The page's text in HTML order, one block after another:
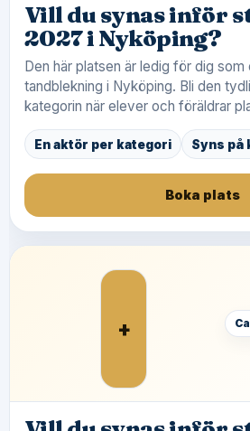
Vill du synas inför
2027 i Nyköping?
Den här platsen är ledig för dig som
tandblekning i Nyköping. Bli den
kategorin när elever och föräldrar
En aktör per kategori Syns på
Boka plats
+